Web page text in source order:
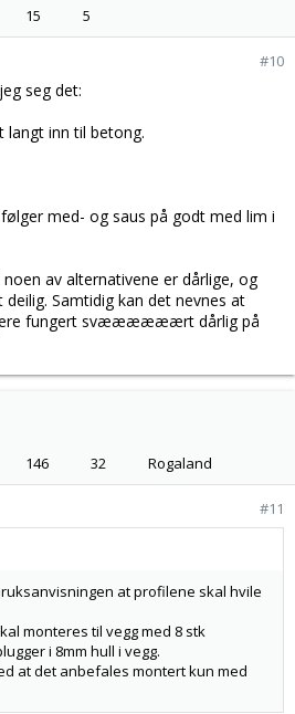
15 5
#10
seg det:
langt inn til betong.
med- og saus på godt med lim i
av alternativene er dårlige, og
Samtidig kan det nevnes at
fungert svæææææært dårlig på
146 32 Rogaland
#11
at profilene skal hvile
monteres til vegg med 8 stk
i 8mm hull i vegg.
at det anbefales montert kun med